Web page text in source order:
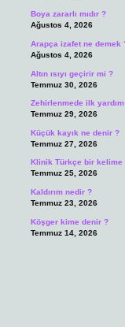
Boya zararlı mıdır ?
Ağustos 4, 2026
Arapça izafet ne demek
Ağustos 4, 2026
Altın ısıyı geçirir mi ?
Temmuz 30, 2026
Zehirlenmede ilk yardım
Temmuz 29, 2026
Küçük kayık ne denir ?
Temmuz 27, 2026
Klinik Türkçe bir kelime
Temmuz 25, 2026
Kaldırım nedir ?
Temmuz 23, 2026
Köşger kime denir ?
Temmuz 14, 2026